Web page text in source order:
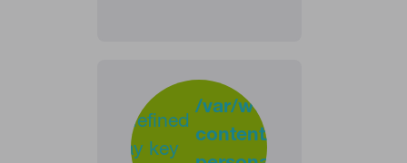
Undefined
array key
/var/www/clients/
content/plugins/